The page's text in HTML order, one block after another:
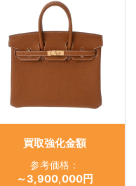
買取強化金額
参考価格：
～3,900,000円